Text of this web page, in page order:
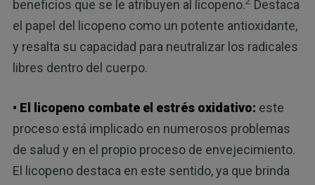
beneficios que se le atribuyen al licopeno.
Destaca
el papel del licopeno como un potente antioxidante,
y resalta su capacidad para neutralizar los radicales
libres dentro del cuerpo.
• El licopeno combate el estrés oxidativo: este
proceso está implicado en numerosos problemas
de salud y en el propio proceso de envejecimiento.
El licopeno destaca en este sentido, ya que brinda